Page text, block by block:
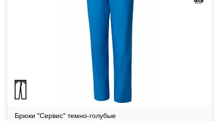
Брюки "Сервис" темно-голубые